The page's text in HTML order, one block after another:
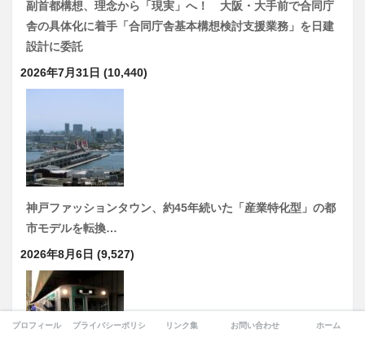
副首都構想、理念から「現実」へ！ 大阪・大手前で合同庁
舎の具体化に着手「合同庁舎基本構想検討支援業務」を日建
設計に委託
2026年7月31日 (10,440)
神戸ファッションタウン、約45年続いた「産業特化型」の都
市モデルを転換…
2026年8月6日 (9,527)
プロフィール プライバシーポリシー リンク集 お問い合わせ ホーム